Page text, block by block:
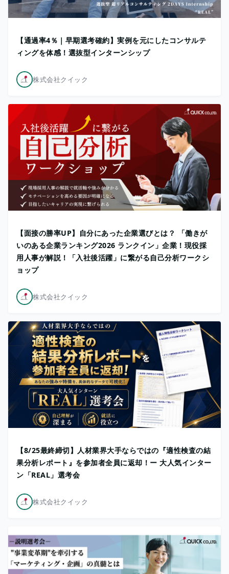
【通過率4％｜早期選考確約】実例を元にしたコンサルテ
ィングを体感！選抜型インターンシップ
株式会社クイック
【面接の勝率UP】自分にあった企業選びとは？ 「働きが
いのある企業ランキング2026 ランクイン」企業！現役採
用人事が解説！「入社後活躍」に繋がる自己分析ワークシ
ョップ
株式会社クイック
【8/25最終締切】人材業界大手ならではの『適性検査の結
果分析レポート』を参加者全員に返却！ー 大人気インター
ン「REAL」選考会
株式会社クイック